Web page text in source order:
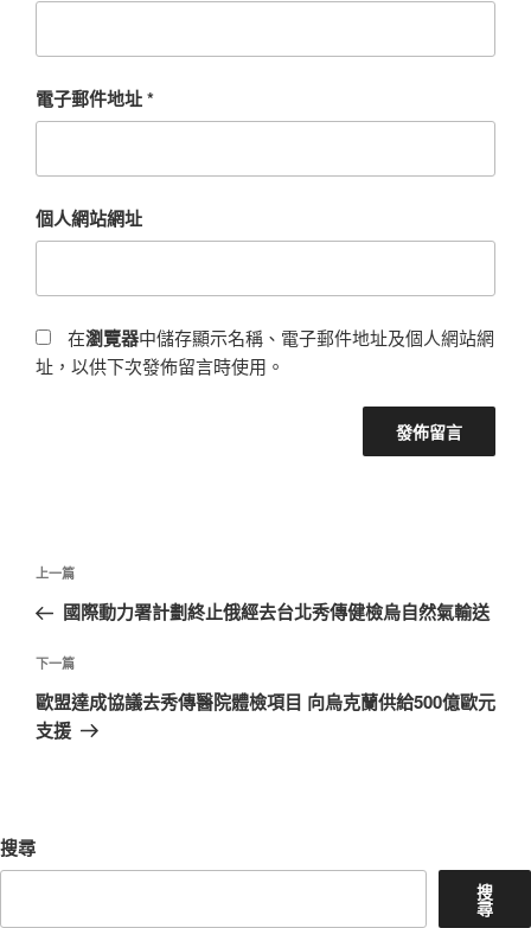
電子郵件地址*
個人網站網址
在瀏覽器中儲存顯示名稱、電子郵件地址及個人網站網
址，以供下次發佈留言時使用。
文
導
覽
上
一
文
章
上一篇
國際動力署計劃終止俄經去台北秀傳健檢烏自然氣輸送
下
一
篇
下一篇
歐盟達成協議去秀傳醫院體檢項目 向烏克蘭供給500億歐元
支援
搜尋
搜
尋